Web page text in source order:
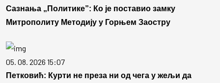
Сазнања „Политике”: Ко је поставио замку
Митрополиту Методију у Горњем Заостру
05. 08. 2026 15:07
Петковић: Курти не преза ни од чега у жељи да